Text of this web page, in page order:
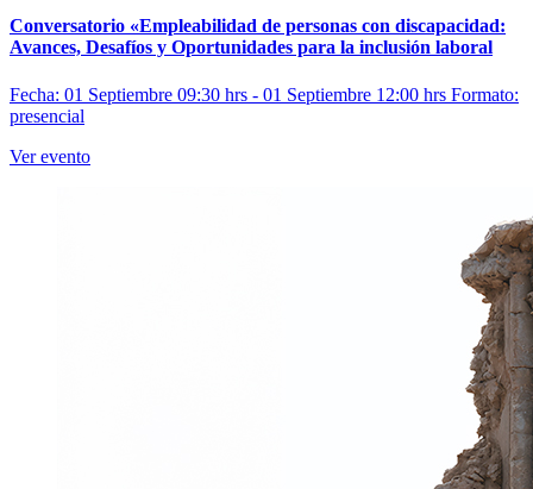
Conversatorio «Empleabilidad de personas con discapacidad:
Avances, Desafíos y Oportunidades para la inclusión laboral
Fecha: 01 Septiembre 09:30 hrs - 01 Septiembre 12:00 hrs Formato:
presencial
Ver evento